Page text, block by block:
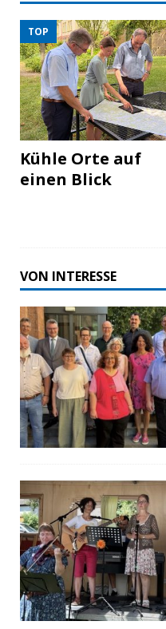
TOP
Kühle Orte auf
einen Blick
VON INTERESSE